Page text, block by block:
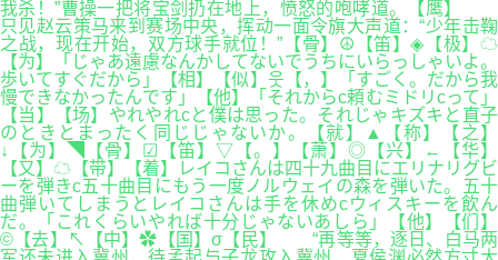
我杀！”曹操一把将宝剑扔在地上，愤怒的咆哮道。【鹰】
只见赵云策马来到赛场中央，挥动一面令旗大声道：“少年击鞠
之战，现在开始，双方球手就位！”【骨】☮【笛】◈【极】☁
【为】「じゃあ遠慮なんかしてないでうちにいらっしゃいよ。
歩いてすぐだから」【相】【似】웃【，】「すごく。だから我
慢できなかったんです」【他】「それからc頼むミドリcって」
【当】【场】やれやれcと僕は思った。それじゃキズキと直子
のときとまったく同じじゃないか。【就】▲【称】【之】
↓【为】◥【骨】☑【笛】▽【。】【萧】◎【兴】←【华】
【又】☁【带】【着】レイコさんは四十九曲目にエリナリグビ
ーを弾きc五十曲目にもう一度ノルウェイの森を弾いた。五十
曲弾いてしまうとレイコさんは手を休めcウィスキーを飲ん
だ。「これくらいやれば十分じゃないあしら」【他】【们】
©【去】↖【中】✿【国】σ【民】 “再等等，逐日、白马两